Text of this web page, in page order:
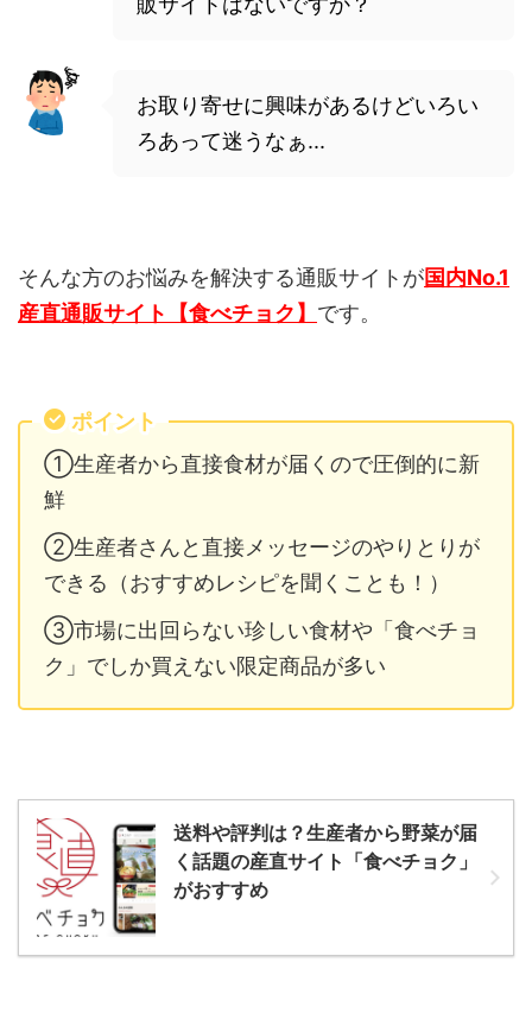
お取り寄せに興味があるけどいろい
ろあって迷うなぁ...
そんな方のお悩みを解決する通販サイトが国内No.1
産直通販サイト【食べチョク】 です。
ポイント
①生産者から直接食材が届くので圧倒的に新
鮮
②生産者さんと直接メッセージのやりとりが
できる（おすすめレシピを聞くことも！）
③市場に出回らない珍しい食材や「食べチョ
ク」でしか買えない限定商品が多い
送料や評判は？生産者から野菜が届
く話題の産直サイト「食べチョク」
がおすすめ